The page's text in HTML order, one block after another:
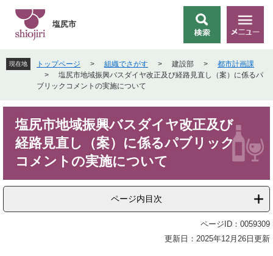
先
頭
。
を
飛
て
索
メ
ニ
ー
塩尻市
現在地 トップページ > 組織でさがす > 建設部 >
都市計画課
>
塩尻市地域振興バスダイヤ改正及び経路見直し（案）に係るパ
ブリックコメントの実施について
塩尻市地域振興バスダイヤ改正及び
経路見直し（案）に係るパブリック
コメントの実施について
ページ内目次
ページID：0059309
更新日：2025年12月26日更新